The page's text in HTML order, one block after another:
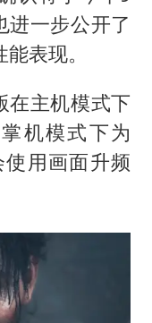
血指纹匹配成功，20年悬案告破！凶手被执行死刑
假”
医疗垃圾做手机壳 这也是谋财害命
武契奇：欧洲已处于大战边缘
临时停运
存款利率
进一步公开了
表现。
在主机模式下
机模式下为
使用画面升频